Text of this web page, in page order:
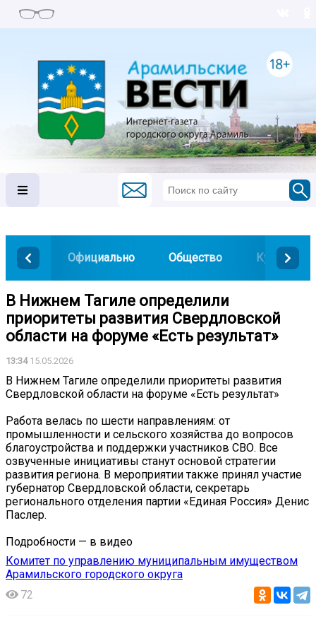
Официально Общество Культура
В Нижнем Тагиле определили
приоритеты развития Свердловской
области на форуме «Есть результат»
13:3415.05.2026
В Нижнем Тагиле определили приоритеты развития
Свердловской области на форуме «Есть результат»
Работа велась по шести направлениям: от
промышленности и сельского хозяйства до вопросов
благоустройства и поддержки участников СВО. Все
озвученные инициативы станут основой стратегии
развития региона. В мероприятии также принял участие
губернатор Свердловской области, секретарь
регионального отделения партии «Единая Россия» Денис
Паслер.
Подробности — в видео
Комитет по управлению муниципальным имуществом
Арамильского городского округа
72